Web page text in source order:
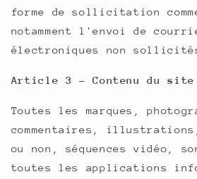
forme de sollicitation
notamment l'envoi de
électroniques non
Article 3 - Contenu du site
Toutes les marques,
commentaires, illustrations,
ou non, séquences vidéo,
toutes les applications